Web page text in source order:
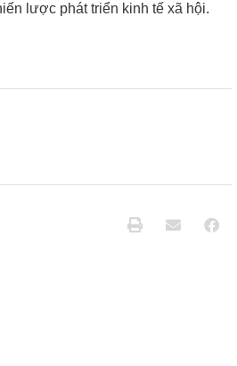
lược phát triển kinh tế xã hội.